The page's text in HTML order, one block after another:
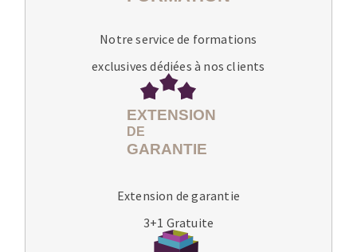
Notre service de formations
exclusives dédiées à nos clients
Extension de garantie
3+1 Gratuite